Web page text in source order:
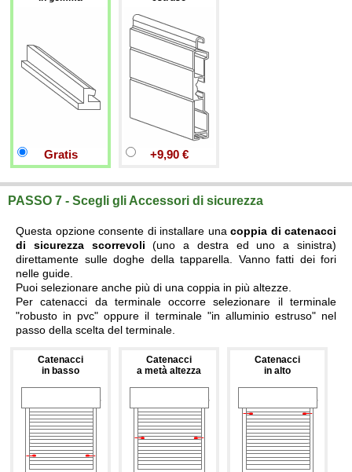
Gratis +9,90 €
PASSO 7 - Scegli gli Accessori di sicurezza
Questa opzione consente di installare una coppia di catenacci
di sicurezza scorrevoli (uno a destra ed uno a sinistra)
direttamente sulle doghe della tapparella. Vanno fatti dei fori
nelle guide.
Puoi selezionare anche più di una coppia in più altezze.
Per catenacci da terminale occorre selezionare il terminale
"robusto in pvc" oppure il terminale "in alluminio estruso" nel
passo della scelta del terminale.
Catenacci
in basso
Catenacci
a metà altezza
Catenacci
in alto